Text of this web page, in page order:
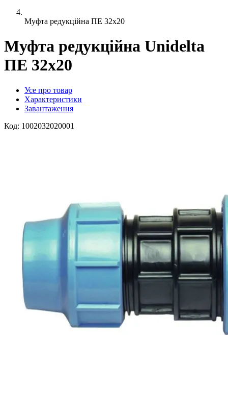
Муфта редукційна ПЕ 32x20
Муфта редукційна Unidelta
ПЕ 32x20
Усе про товар
Характеристики
Завантаження
Код: 1002032020001